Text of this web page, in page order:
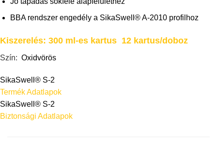
BBA rendszer engedély a SikaSwell® A-2010 profilhoz
Kiszerelés: 300 ml-es kartus 12 kartus/doboz
Szín: Oxidvörös
SikaSwell® S-2
Termék Adatlapok
SikaSwell® S-2
Biztonsági Adatlapok